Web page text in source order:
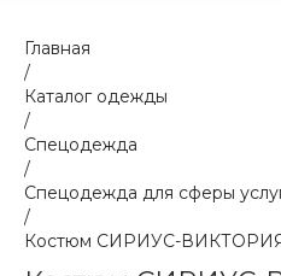
Главная
/
Каталог одежды
/
Спецодежда
/
Спецодежда для сферы
/
Костюм СИРИУС-ВИКТОРИЯ